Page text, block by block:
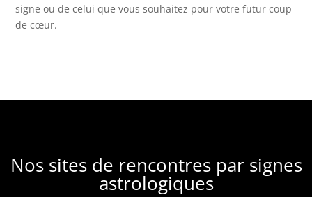
signe ou de celui que vous souhaitez pour votre futur coup
de cœur.
Nos sites de rencontres par signes
astrologiques